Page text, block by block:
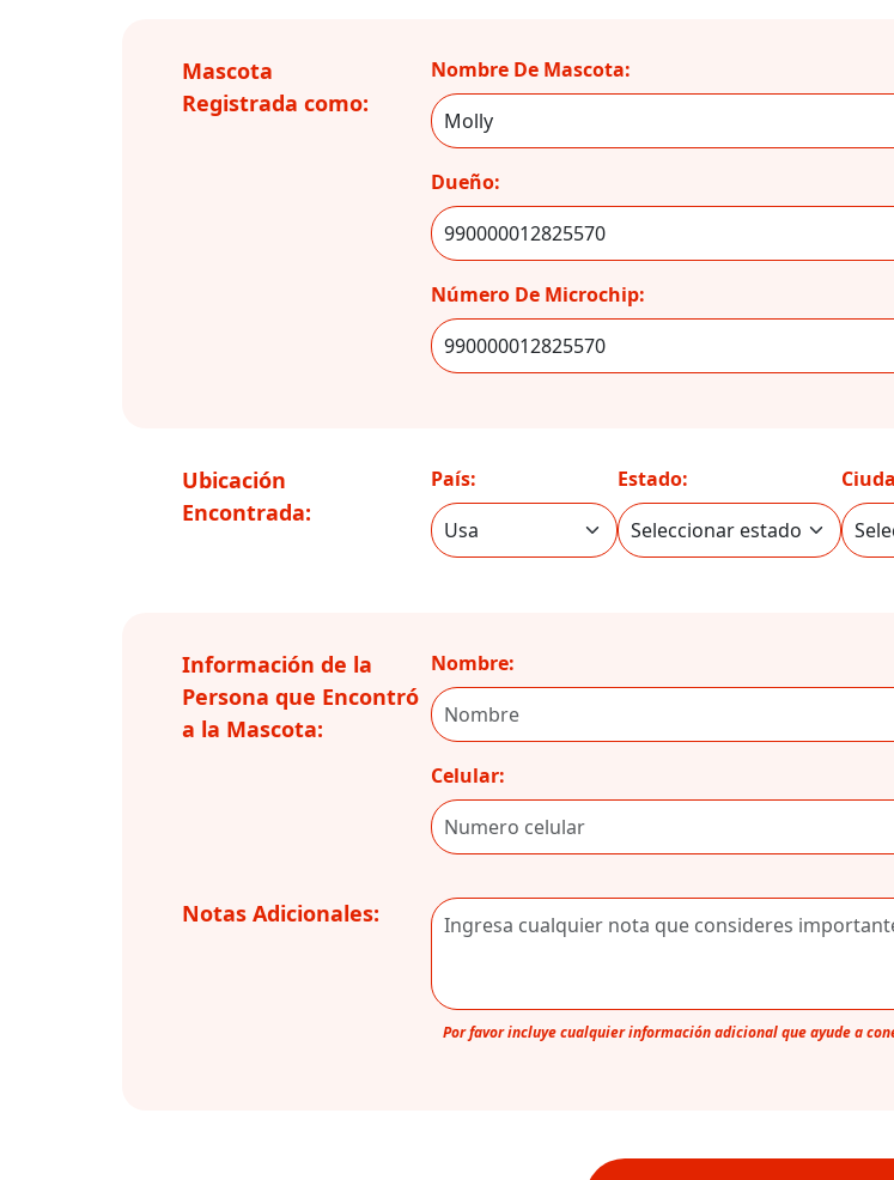
Mascota
Registrada como:
Nombre De Mascota:
Dueño:
Número De Microchip:
Ubicación
Encontrada:
País: Estado:
Información de la
Persona que Encontró
a la Mascota:
Nombre:
Celular:
Notas Adicionales:
Por favor incluye cualquier información adicional que ayude a